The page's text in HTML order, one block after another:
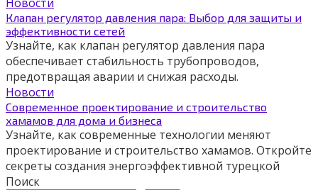
Клапан регулятор давления пара: Выбор для защиты и
эффективности сетей
Узнайте, как клапан регулятор давления пара
обеспечивает стабильность трубопроводов,
предотвращая аварии и снижая расходы.
Новости
Современное проектирование и строительство
хамамов для дома и бизнеса
Узнайте, как современные технологии меняют
проектирование и строительство хамамов. Откройте
секреты создания энергоэффективной турецкой
Поиск